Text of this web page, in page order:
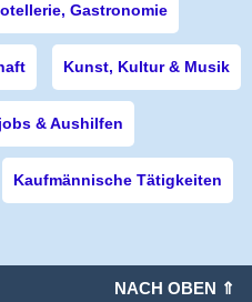
Gastronomie
Kunst, Kultur & Musik
& Aushilfen
Kaufmännische Tätigkeiten
NACH OBEN ⇑